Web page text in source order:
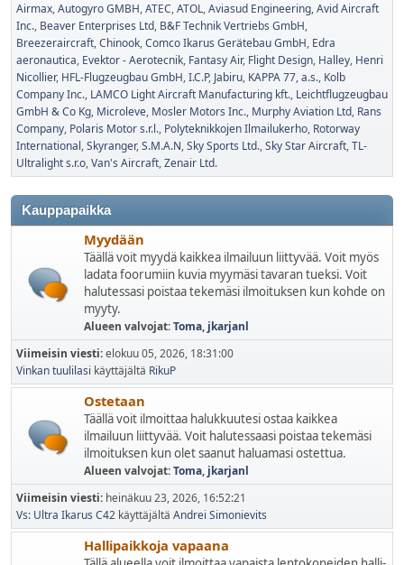
Airmax Autogyro GMBH ATEC ATOL Aviasud Engineering Avid Aircraft
Inc. Beaver Enterprises Ltd B&F Technik Vertriebs GmbH
Breezeraircraft Chinook Comco Ikarus Gerätebau GmbH Edra
aeronautica Evektor - Aerotecnik Fantasy Air Flight Design Halley Henri
Nicollier HFL-Flugzeugbau GmbH I.C.P Jabiru KAPPA 77, a.s. Kolb
Company Inc. LAMCO Light Aircraft Manufacturing kft. Leichtflugzeugbau
GmbH & Co Kg Microleve Mosler Motors Inc. Murphy Aviation Ltd Rans
Company Polaris Motor s.r.l. Polyteknikkojen Ilmailukerho Rotorway
International Skyranger S.M.A.N Sky Sports Ltd. Sky Star Aircraft TL-
Ultralight s.r.o Van's Aircraft Zenair Ltd.
Kauppapaikka
Myydään
Täällä voit myydä kaikkea ilmailuun liittyvää. Voit myös
ladata foorumiin kuvia myymäsi tavaran tueksi. Voit
halutessasi poistaa tekemäsi ilmoituksen kun kohde on
myyty.
Alueen valvojat:Toma, jkarjanl
Viimeisin viesti:elokuu 05, 2026, 18:31:00
Vinkan tuulilasi käyttäjältä RikuP
Ostetaan
Täällä voit ilmoittaa halukkuutesi ostaa kaikkea
ilmailuun liittyvää. Voit halutessaasi poistaa tekemäsi
ilmoituksen kun olet saanut haluamasi ostettua.
Alueen valvojat:Toma, jkarjanl
Viimeisin viesti: heinäkuu 23, 2026, 16:52:21
Vs: Ultra Ikarus C42 käyttäjältä Andrei Simonievits
Hallipaikkoja vapaana